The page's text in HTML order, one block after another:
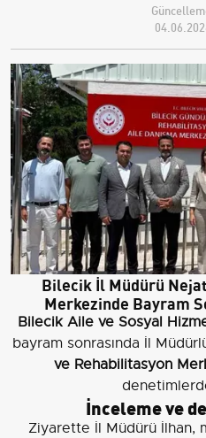
Bilecik İl Müdürü
Merkezinde Bayram
Bilecik Aile ve Sosyal
bayram sonrasında İl
ve Rehabilitasyon
İnceleme ve
Ziyarette İl Müdürü İlhan,